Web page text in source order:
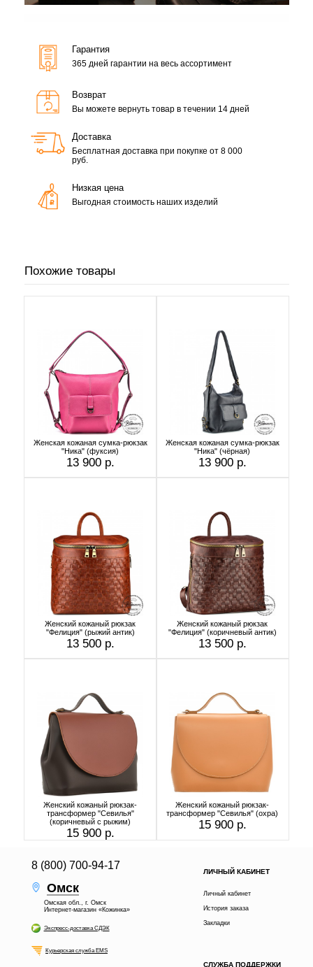
Гарантия
365 дней гарантии на весь ассортимент
Возврат
Вы можете вернуть товар в течении 14 дней
Доставка
Бесплатная доставка при покупке от 8 000
руб.
Низкая цена
Выгодная стоимость наших изделий
Похожие товары
Женская кожаная сумка-рюкзак
"Ника" (фуксия)
13 900 р.
Женская кожаная сумка-рюкзак
"Ника" (чёрная)
13 900 р.
Женский кожаный рюкзак
"Фелиция" (рыжий антик)
13 500 р.
Женский кожаный рюкзак
"Фелиция" (коричневый антик)
13 500 р.
Женский кожаный рюкзак-
трансформер "Севилья"
(коричневый с рыжим)
15 900 р.
Женский кожаный рюкзак-
трансформер "Севилья" (охра)
15 900 р.
8 (800) 700-94-17
Омск
Омская обл., г. Омск
Интернет-магазин «Кожинка»
Экспресс-доставка СДЭК
Курьерская служба EMS
ЛИЧНЫЙ КАБИНЕТ
Личный кабинет
История заказа
Закладки
СЛУЖБА ПОДДЕРЖКИ